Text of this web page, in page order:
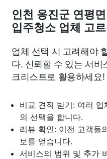
인천 옹진군 연평
입주청소 업체 고
업체 선택 시 고려해야
다. 신뢰할 수 있는 서
크리스트로 활용하세요!
비교 견적 받기: 여러
의 선택을 합니다.
리뷰 확인: 이전 고객들
보를 얻습니다.
서비스의 범위 및 추가